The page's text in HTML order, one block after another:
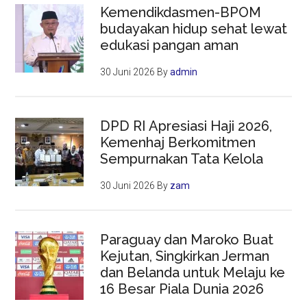
Kemendikdasmen-BPOM
budayakan hidup sehat lewat
edukasi pangan aman
30 Juni 2026 Byadmin
DPD RI Apresiasi Haji 2026,
Kemenhaj Berkomitmen
Sempurnakan Tata Kelola
30 Juni 2026 By zam
Paraguay dan Maroko Buat
Kejutan, Singkirkan Jerman
dan Belanda untuk Melaju ke
16 Besar Piala Dunia 2026